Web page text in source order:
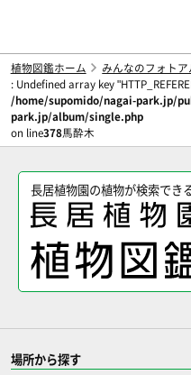
植物図鑑ホーム みんなのフォト
: Undefined array key
/home/supomido/nagai-park.jp/
park.jp/album/single.php
on line378馬酔木
長居植物園の植物が検索できる
場所から探す